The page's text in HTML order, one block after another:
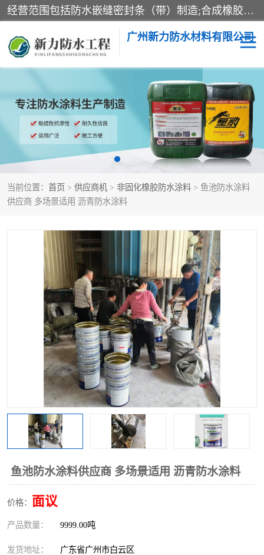
经营范围包括防水嵌缝密封条（带）制造;合成橡胶制造（监控化学品、危险化学品除外）;沥青混合物制造;防水胶粘带制造;其他合成材料制造（监控化学品、危险化学品除外）;涂料制造（监控化学品、危险化学品除外）;建筑结构防水补漏;防水建筑材料制造;粘合剂制造（监控化学品、危险化学品除外）;涂料零售;广州新力防水材料有限公司具有1处分支机构。
广州新力防水材料有限公司
当前位置： 首页 > 供应商机 > 非固化橡胶防水涂料 > 鱼池防水涂料
供应商 多场景适用 沥青防水涂料
鱼池防水涂料供应商 多场景适用 沥青防水涂料
价格： 面议
产品数量： 9999.00吨
发货地址： 广东省广州市白云区
黑豹防水胶 建筑108胶水
乳化沥青防水涂料 自粘卷材
非固化橡胶防水涂料